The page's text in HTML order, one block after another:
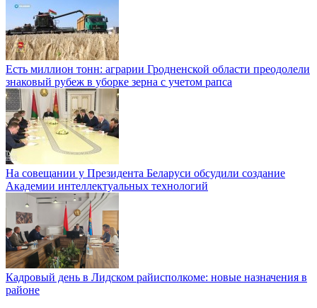
Есть миллион тонн: аграрии Гродненской области преодолели
знаковый рубеж в уборке зерна с учетом рапса
На совещании у Президента Беларуси обсудили создание
Академии интеллектуальных технологий
Кадровый день в Лидском райисполкоме: новые назначения в
районе